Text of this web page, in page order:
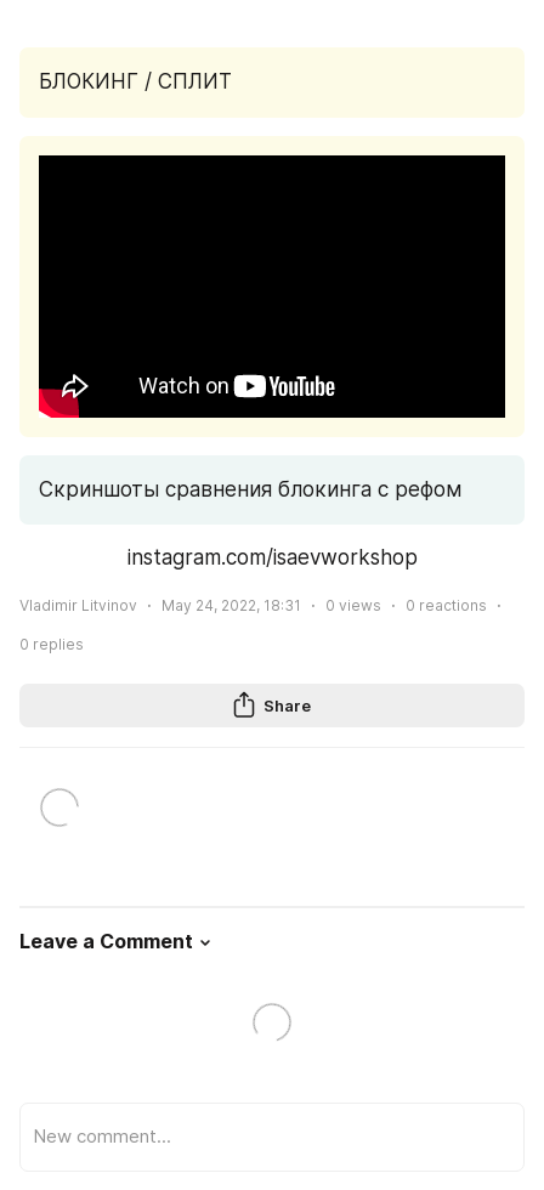
БЛОКИНГ / СПЛИТ
Скриншоты сравнения блокинга с рефом
instagram.com/isaevworkshop
Vladimir Litvinov May 24, 2022, 18:31 0 views 0 reactions
0 replies
Share
Leave a Comment